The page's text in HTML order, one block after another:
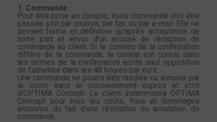
1. Commande :
Pour être prise en compte, toute commande doit être
passée soit par courrier, par fax ou par e-mail. Elle ne
devient ferme et définitive qu'après acceptation de
notre part et envoi d'un accusé de réception de
commande au client. Si le contenu de la confirmation
diffère de la commande, le contrat est conclu dans
les termes de la confirmation écrite sauf opposition
de l’acheteur dans les 48 heures par écrit.
Une commande ne pourra être résiliée ou annulée par
le client sans le consentement exprès et écrit
d'OPTIMA Concept. Le client indemnisera OPTIMA
Concept pour tous les coûts, frais et dommages
encourus du fait d'une résiliation ou annulation de
commande.